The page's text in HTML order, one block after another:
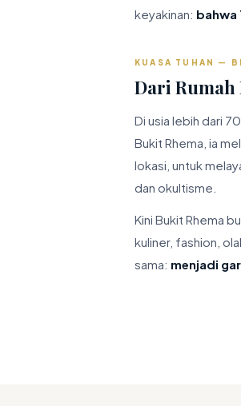
keyakinan: bahwa
KUASA TUHAN —
Dari Rumah
Di usia lebih dari
Bukit Rhema, ia
lokasi, untuk
dan okultisme.
Kini Bukit Rhema
kuliner, fashion,
sama: menjadi